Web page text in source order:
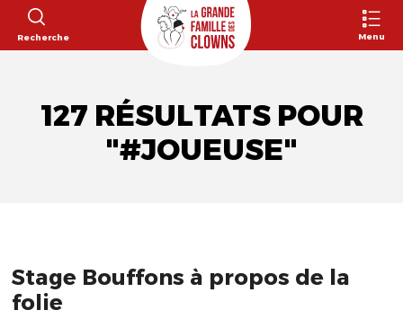
Recherche Menu
127 RÉSULTATS POUR
"#JOUEUSE"
Stage Bouffons à propos de la
folie